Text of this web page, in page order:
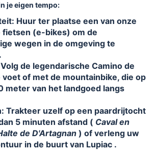
je eigen tempo:
Huur ter plaatse een van onze
(e-bikes) om de
wegen in de omgeving te
de legendarische Camino de
voet of met de mountainbike, die op
meter van het landgoed langs
Trakteer uzelf op een paardrijtocht
5 minuten afstand ( Caval en
de D'Artagnan) of verleng uw
in de buurt van Lupiac .